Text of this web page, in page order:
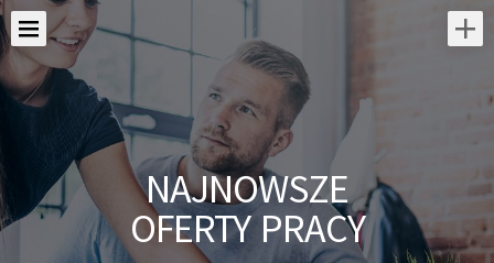
NAJNOWSZE
OFERTY PRACY